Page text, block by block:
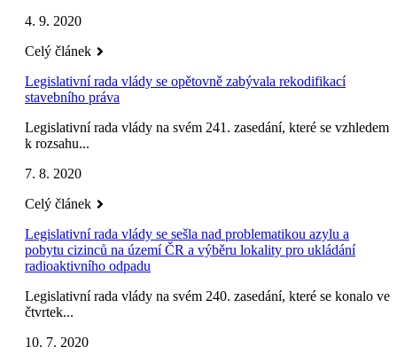
4. 9. 2020
Celý článek
Legislativní rada vlády se opětovně zabývala rekodifikací
stavebního práva
Legislativní rada vlády na svém 241. zasedání, které se vzhledem
k rozsahu...
7. 8. 2020
Celý článek
Legislativní rada vlády se sešla nad problematikou azylu a
pobytu cizinců na území ČR a výběru lokality pro ukládání
radioaktivního odpadu
Legislativní rada vlády na svém 240. zasedání, které se konalo ve
čtvrtek...
10. 7. 2020